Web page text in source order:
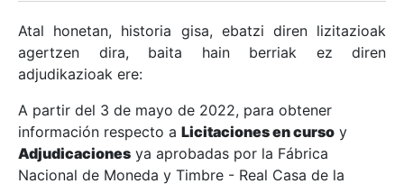
Erakutsi/Ezkutatu
Erakutsi/Ezkutatu
Erakutsi/Ezkutatu
Atal honetan, historia gisa, ebatzi diren lizitazioak
agertzen dira, baita hain berriak ez diren
adjudikazioak ere:
A partir del 3 de mayo de 2022, para obtener
información respecto a Licitaciones en curso y
Adjudicaciones ya aprobadas por la Fábrica
Nacional de Moneda y Timbre - Real Casa de la